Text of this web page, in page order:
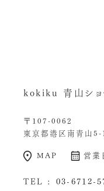
kokiku 青山ショ
〒107-0062
東京都港区南青山
MAP 営業
TEL : 03-6712-